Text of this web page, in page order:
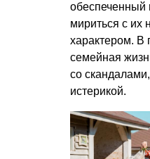
мириться с их
характером. В
семейная
со
истерикой.